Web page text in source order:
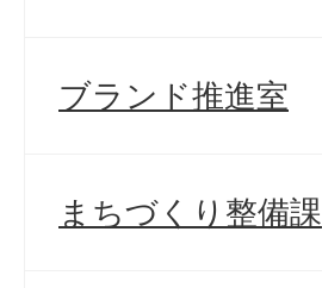
ブランド推進室
まちづくり整備課